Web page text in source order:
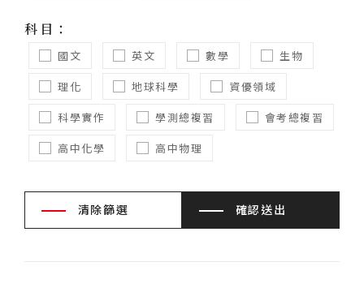
科目：
國文 英文 數學 生物
理化 地球科學 資優領域
科學實作 學測總複習 會考總複習
高中化學 高中物理
清除篩選 確認送出